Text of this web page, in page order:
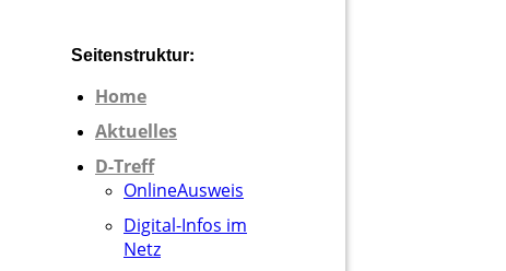
Seitenstruktur:
Home
Aktuelles
D-Treff
OnlineAusweis
Digital-Infos im
Netz